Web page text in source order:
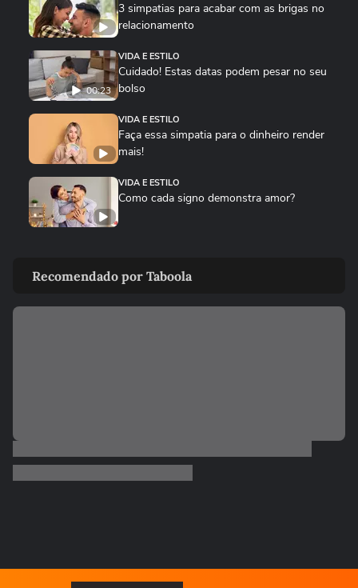
3 simpatias para acabar com as brigas no
relacionamento
00:23
VIDA E ESTILO
Cuidado! Estas datas podem pesar no seu
bolso
VIDA E ESTILO
Faça essa simpatia para o dinheiro render
mais!
VIDA E ESTILO
Como cada signo demonstra amor?
quem está na lista
JOÃO BIDU
Recomendado por Taboola